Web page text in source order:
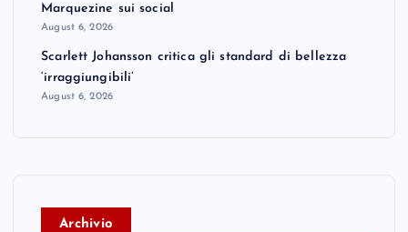
Marquezine sui social
August 6, 2026
Scarlett Johansson critica gli standard di bellezza
‘irraggiungibili’
August 6, 2026
Archivio